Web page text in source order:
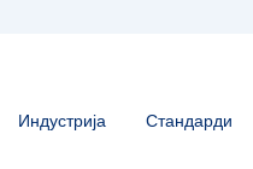
Индустрија Стандарди